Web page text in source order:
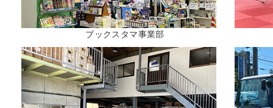
ブックスタマ事業部